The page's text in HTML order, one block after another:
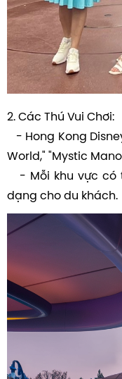
2. Các Thú Vui Chơi:
- Hong Kong
World," "Mystic
- Mỗi khu vực có
dạng cho du khách.